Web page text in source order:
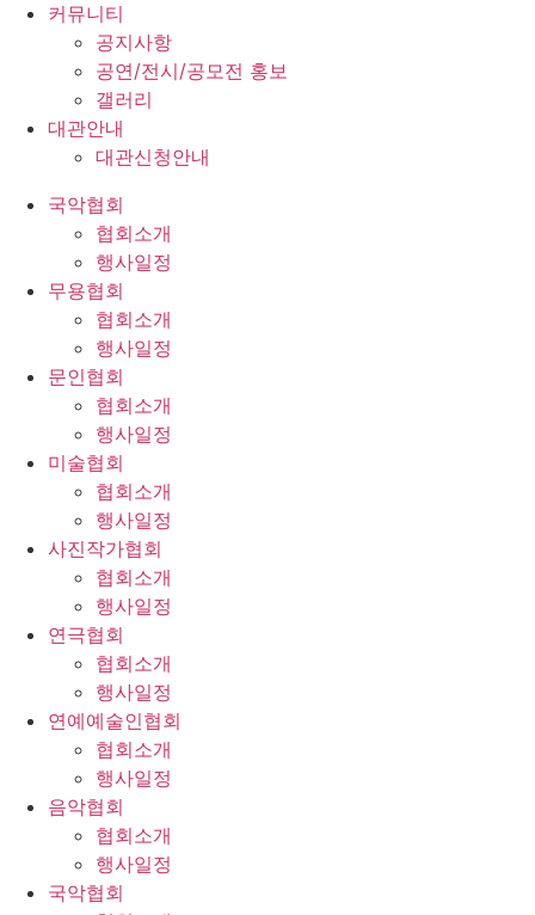
커뮤니티
공지사항
공연/전시/공모전 홍보
갤러리
대관안내
대관신청안내
국악협회
협회소개
행사일정
무용협회
협회소개
행사일정
문인협회
협회소개
행사일정
미술협회
협회소개
행사일정
사진작가협회
협회소개
행사일정
연극협회
협회소개
행사일정
연예예술인협회
협회소개
행사일정
음악협회
협회소개
행사일정
국악협회